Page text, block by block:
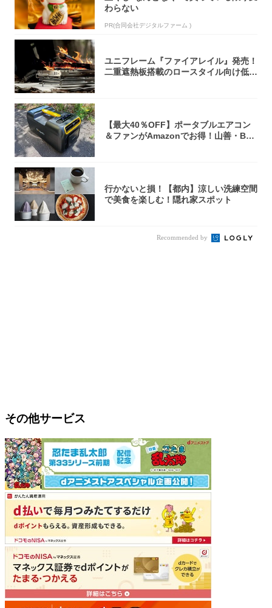
わらない
PR(合同会社デジタルファーム )
ユニフレーム『ファイアレイル』発売！
二重遮熱板搭載のロースタイル向け低型
【最大40％OFF】ポータブルエアコン
＆ファンがAmazonでお得！山善・Bo
行かないと損！【都内】涼しい洗練空間
で美食を楽しむ！隠れ家スポット
Recommended by
その他サービス